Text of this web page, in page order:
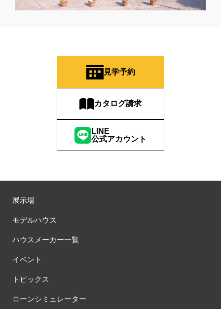
見学予約
カタログ請求
LINE
公式アカウント
展示場
モデルハウス
ハウスメーカー一覧
イベント
トピックス
ローンシミュレーター